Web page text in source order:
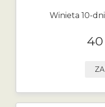
Winieta 10-
40